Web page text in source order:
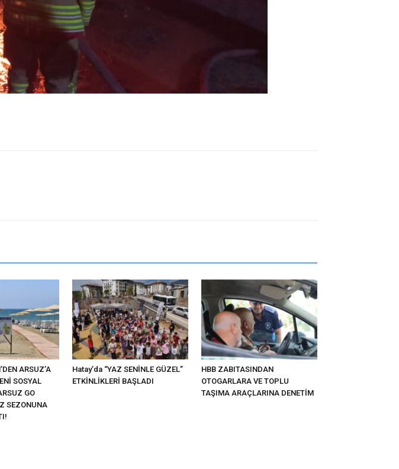
ARSUZ’A
SOSYAL
GO
SEZONUNA
Hatay’da “YAZ SENİNLE GÜZEL”
ETKİNLİKLERİ BAŞLADI
HBB ZABITASINDAN
OTOGARLARA VE TOPLU
TAŞIMA ARAÇLARINA DENETİM